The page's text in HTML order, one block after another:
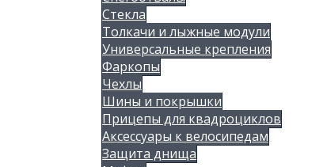
Стекла
Толкачи и лыжные модули
Универсальные крепления
Фаркопы
Чехлы
Шины и покрышки
Прицепы для квадроциклов
Аксессуары к велосипедам
Защита днища